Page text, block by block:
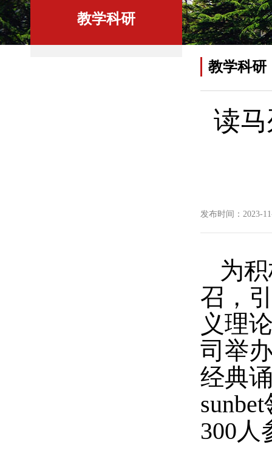
教学科研
教学科研
读
发布时间：2023-
为
召，
义理
司举
经典
300人